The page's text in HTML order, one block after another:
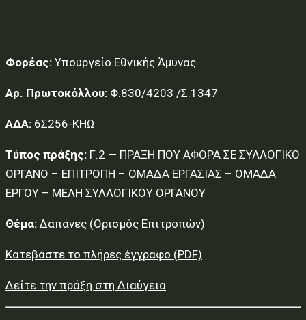
Φορέας: Υπουργείο Εθνικής Άμυνας
Αρ. Πρωτοκόλλου: Φ.830/4203 /Σ.1347
ΑΔΑ: 6Σ256-ΚΗΩ
Τύπος πράξης: Γ.2 — ΠΡΑΞΗ ΠΟΥ ΑΦΟΡΑ ΣΕ ΣΥΛΛΟΓΙΚΟ
ΟΡΓΑΝΟ – ΕΠΙΤΡΟΠΗ – ΟΜΑΔΑ ΕΡΓΑΣΙΑΣ – ΟΜΑΔΑ
ΕΡΓΟΥ – ΜΕΛΗ ΣΥΛΛΟΓΙΚΟΥ ΟΡΓΑΝΟΥ
Θέμα: Δαπάνες (Ορισμός Επιτροπών)
Κατεβάστε το πλήρες έγγραφο (PDF)
Δείτε την πράξη στη Διαύγεια